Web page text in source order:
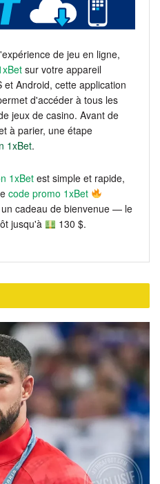
de jeu en ligne,
sur votre appareil
et Android, cette application
d'accéder à tous les
jeux de casino. Avant de
à parier, une étape
1xBet.
1xBet est simple et rapide,
code promo 1xBet
cadeau de bienvenue — le
jusqu'à
130 $.